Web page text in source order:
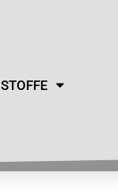
STOFFE